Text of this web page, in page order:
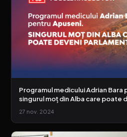
Programul medicului Adrian Bara
singurul moț din Alba care poate
27 nov. 2024